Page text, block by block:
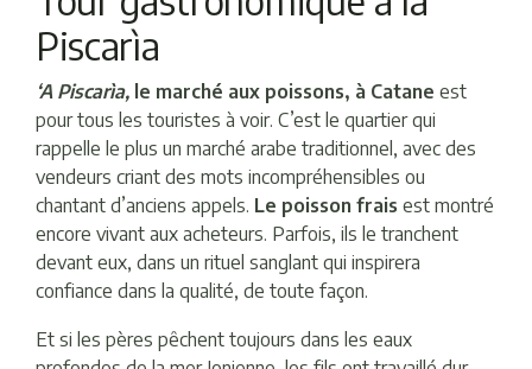
Piscarìa
‘A Piscarìa, le marché aux poissons, à Catane est
pour tous les touristes à voir. C’est le quartier qui
rappelle le plus un marché arabe traditionnel, avec des
vendeurs criant des mots incompréhensibles ou
chantant d’anciens appels. Le poisson frais est montré
encore vivant aux acheteurs. Parfois, ils le tranchent
devant eux, dans un rituel sanglant qui inspirera
confiance dans la qualité, de toute façon.
Et si les pères pêchent toujours dans les eaux